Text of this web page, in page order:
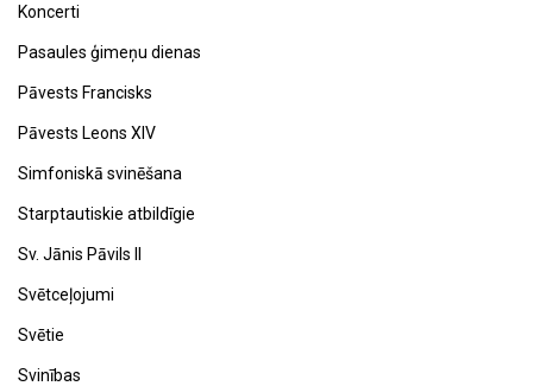
Koncerti
Pasaules ģimeņu dienas
Pāvests Francisks
Pāvests Leons XIV
Simfoniskā svinēšana
Starptautiskie atbildīgie
Sv. Jānis Pāvils II
Svētceļojumi
Svētie
Svinības